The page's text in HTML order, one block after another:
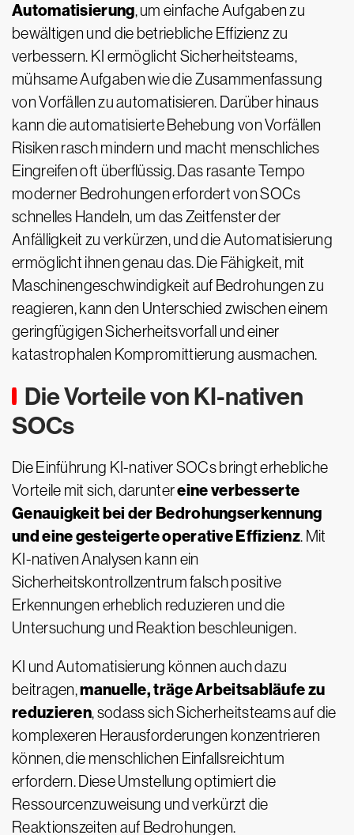
Automatisierung, um einfache Aufgaben zu
bewältigen und die betriebliche Effizienz zu
verbessern. KI ermöglicht Sicherheitsteams,
mühsame Aufgaben wie die Zusammenfassung
von Vorfällen zu automatisieren. Darüber hinaus
kann die automatisierte Behebung von Vorfällen
Risiken rasch mindern und macht menschliches
Eingreifen oft überflüssig. Das rasante Tempo
moderner Bedrohungen erfordert von SOCs
schnelles Handeln, um das Zeitfenster der
Anfälligkeit zu verkürzen, und die Automatisierung
ermöglicht ihnen genau das. Die Fähigkeit, mit
Maschinengeschwindigkeit auf Bedrohungen zu
reagieren, kann den Unterschied zwischen einem
geringfügigen Sicherheitsvorfall und einer
katastrophalen Kompromittierung ausmachen.
Die Vorteile von KI-nativen
SOCs
Die Einführung KI-nativer SOCs bringt erhebliche
Vorteile mit sich, daruntereine verbesserte
Genauigkeit bei der Bedrohungserkennung
und eine gesteigerte operative Effizienz. Mit
KI-nativen Analysen kann ein
Sicherheitskontrollzentrum falsch positive
Erkennungen erheblich reduzieren und die
Untersuchung und Reaktion beschleunigen.
KI und Automatisierung können auch dazu
beitragen,manuelle, träge Arbeitsabläufe zu
reduzieren, sodass sich Sicherheitsteams auf die
komplexeren Herausforderungen konzentrieren
können, die menschlichen Einfallsreichtum
erfordern. Diese Umstellung optimiert die
Ressourcenzuweisung und verkürzt die
Reaktionszeiten auf Bedrohungen.